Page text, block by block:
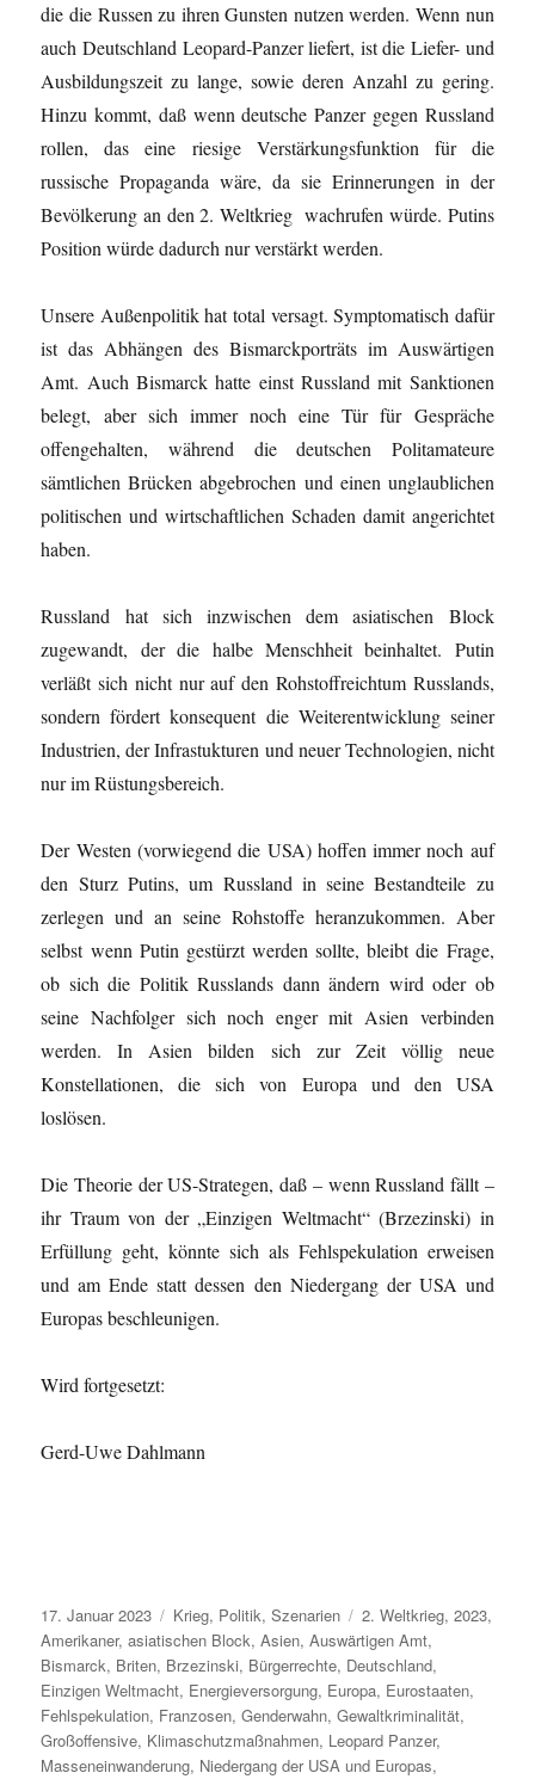
die die Russen zu ihren Gunsten nutzen werden. Wenn nun
auch Deutschland Leopard-Panzer liefert, ist die Liefer- und
Ausbildungszeit zu lange, sowie deren Anzahl zu gering.
Hinzu kommt, daß wenn deutsche Panzer gegen Russland
rollen, das eine riesige Verstärkungsfunktion für die
russische Propaganda wäre, da sie Erinnerungen in der
Bevölkerung an den 2. Weltkrieg wachrufen würde. Putins
Position würde dadurch nur verstärkt werden.
Unsere Außenpolitik hat total versagt. Symptomatisch dafür
ist das Abhängen des Bismarckporträts im Auswärtigen
Amt. Auch Bismarck hatte einst Russland mit Sanktionen
belegt, aber sich immer noch eine Tür für Gespräche
offengehalten, während die deutschen Politamateure
sämtlichen Brücken abgebrochen und einen unglaublichen
politischen und wirtschaftlichen Schaden damit angerichtet
haben.
Russland hat sich inzwischen dem asiatischen Block
zugewandt, der die halbe Menschheit beinhaltet. Putin
verläßt sich nicht nur auf den Rohstoffreichtum Russlands,
sondern fördert konsequent die Weiterentwicklung seiner
Industrien, der Infrastukturen und neuer Technologien, nicht
nur im Rüstungsbereich.
Der Westen (vorwiegend die USA) hoffen immer noch auf
den Sturz Putins, um Russland in seine Bestandteile zu
zerlegen und an seine Rohstoffe heranzukommen. Aber
selbst wenn Putin gestürzt werden sollte, bleibt die Frage,
ob sich die Politik Russlands dann ändern wird oder ob
seine Nachfolger sich noch enger mit Asien verbinden
werden. In Asien bilden sich zur Zeit völlig neue
Konstellationen, die sich von Europa und den USA
loslösen.
Die Theorie der US-Strategen, daß – wenn Russland fällt –
ihr Traum von der „Einzigen Weltmacht“ (Brzezinski) in
Erfüllung geht, könnte sich als Fehlspekulation erweisen
und am Ende statt dessen den Niedergang der USA und
Europas beschleunigen.
Wird fortgesetzt:
Gerd-Uwe Dahlmann
Veröffentlicht
am
17. Januar 2023 Kategorien
Krieg, Politik,Szenarien Schlagwörter
2. Weltkrieg,2023,
Amerikaner,asiatischen Block,Asien,Auswärtigen Amt,
Bismarck, Briten, Brzezinski, Bürgerrechte, Deutschland,
Einzigen Weltmacht, Energieversorgung, Europa, Eurostaaten,
Fehlspekulation, Franzosen,Genderwahn,Gewaltkriminalität,
Großoffensive, Klimaschutzmaßnahmen, Leopard Panzer,
Masseneinwanderung, Niedergang der USA und Europas,